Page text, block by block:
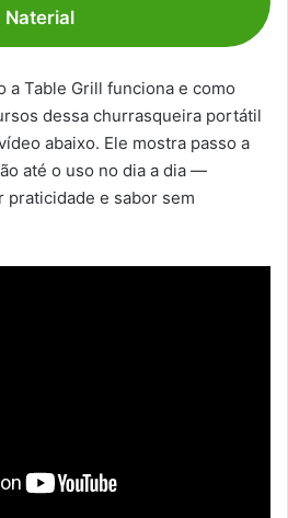
Naterial
a Table Grill funciona e como
dessa churrasqueira portátil
abaixo. Ele mostra passo a
até o uso no dia a dia —
e sabor sem